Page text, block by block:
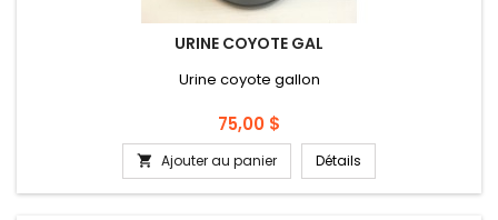
URINE COYOTE GAL
Urine coyote gallon
Prix
75,00 $
 Ajouter au panier Détails